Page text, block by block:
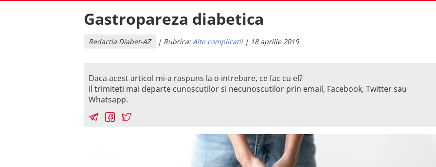
Gastropareza diabetica
Redactia Diabet-AZ | Rubrica:Alte complicatii| 18 aprilie 2019
Daca acest articol mi-a raspuns la o intrebare, ce fac cu el?
Il trimiteti mai departe cunoscutilor si necunoscutilor prin email, Facebook, Twitter sau
Whatsapp.